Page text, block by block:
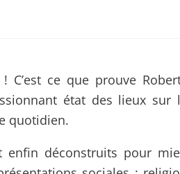
ce que prouve
état des lieux sur
quotidien.
enfin déconstruits pour